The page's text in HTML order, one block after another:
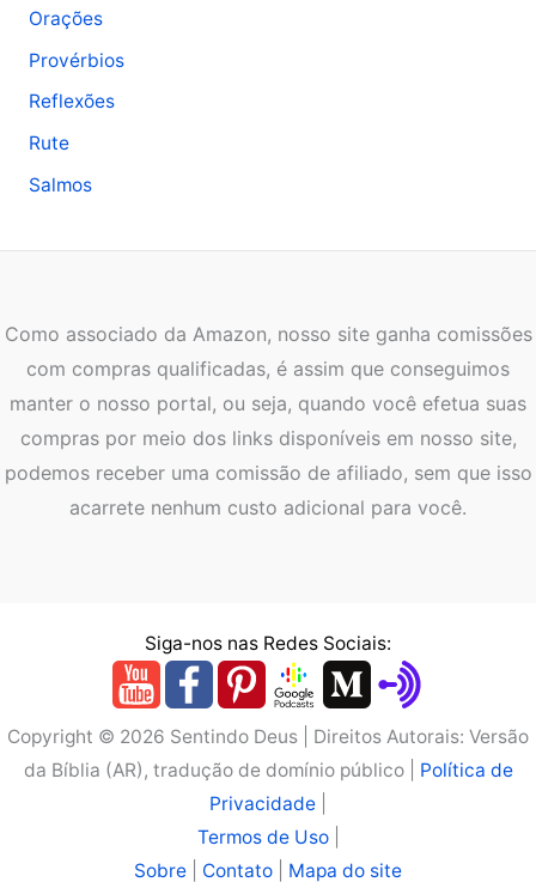
Orações
Provérbios
Reflexões
Rute
Salmos
Como associado da Amazon, nosso site ganha comissões
com compras qualificadas, é assim que conseguimos
manter o nosso portal, ou seja, quando você efetua suas
compras por meio dos links disponíveis em nosso site,
podemos receber uma comissão de afiliado, sem que isso
acarrete nenhum custo adicional para você.
Siga-nos nas Redes Sociais:
Copyright © 2026 Sentindo Deus | Direitos Autorais: Versão
da Bíblia (AR), tradução de domínio público | Política de
Privacidade
Termos de Uso|
Sobre
Contato Mapa do site